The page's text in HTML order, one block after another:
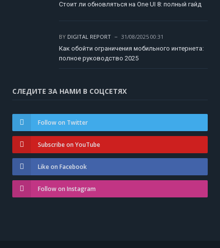
Стоит ли обновляться на One UI 8: полный гайд
BY DIGITAL REPORT
31/08/2025 00:31
Как обойти ограничения мобильного интернета:
полное руководство 2025
СЛЕДИТЕ ЗА НАМИ В СОЦСЕТЯХ
Follow on Twitter
Subscribe on YouTube
Like on Facebook
Follow on Instagram